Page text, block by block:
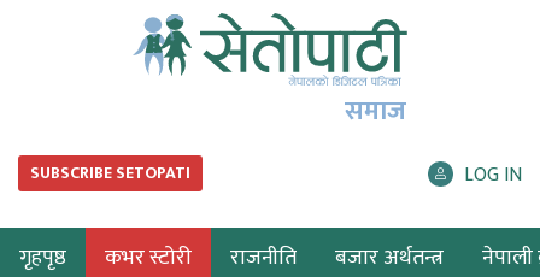
समाज
SUBSCRIBE SETOPATI LOG IN
गृहपृष्ठ कभर स्टोरी राजनीति बजार अर्थतन्त्र नेपाली